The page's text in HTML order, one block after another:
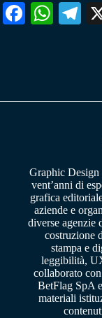
Fa W
pp m
Graphic
vent’anni di
grafica
aziende e
diverse agenzie
costruzione
stampa e
leggibilità,
collaborato
BetFlag SpA
materiali